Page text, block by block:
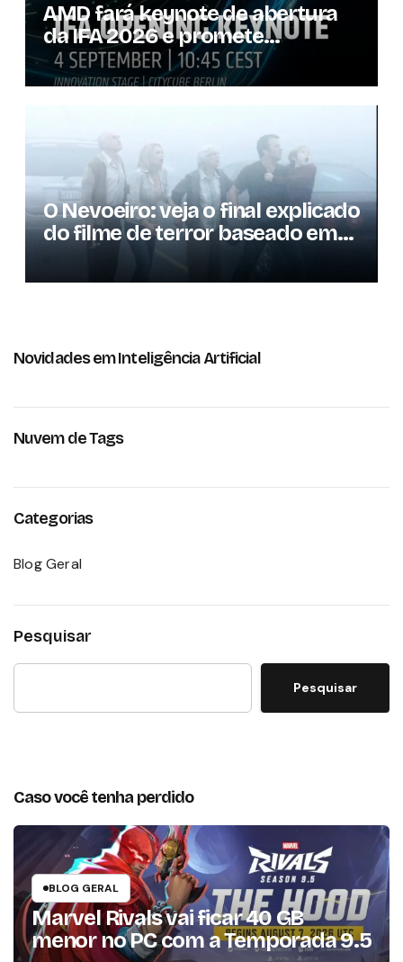
AMD fará keynote de abertura
da IFA 2026 e promete
novidades para os
consumidores
O Nevoeiro: veja o final explicado
do filme de terror baseado em
Stephen King
Novidades em Inteligência Artificial
Nuvem de Tags
Categorias
Blog Geral
Pesquisar
Pesquisar
Caso você tenha perdido
BLOG GERAL
Marvel Rivals vai ficar 40 GB
menor no PC com a Temporada 9.5